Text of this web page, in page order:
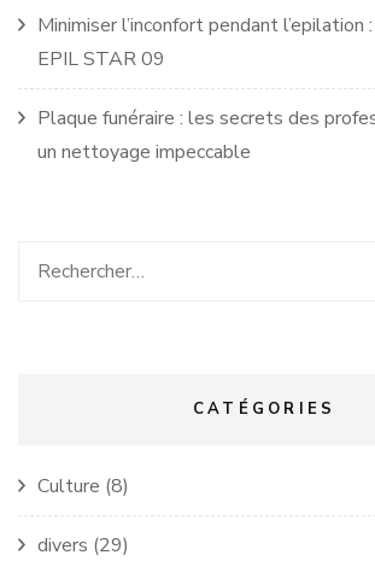
Minimiser l’inconfort pendant
EPIL STAR 09
Plaque funéraire : les secrets des
un nettoyage impeccable
Rechercher :
CATÉGORIES
Culture (8)
divers (29)